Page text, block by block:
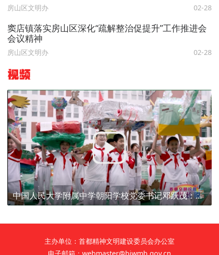
房山区文明办 02-28
窦店镇落实房山区深化“疏解整治促提升”工作推进会
会议精神
房山区文明办 02-28
视频
中国人民大学附属中学朝阳学校党委书记邓跃茂：素质教育要综合培养
主办单位：首都精神文明建设委员会办公室